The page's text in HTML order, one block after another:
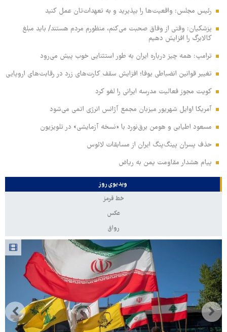
رئیس مجلس: واقعیت‌ها را بپذیرید و به تعهدات‌تان عمل کنید
پزشکیان: وقتی از وفاق صحبت می‌کنم، منظورم مردم هستند/ باید مبلغ
کالابرگ را افزایش دهیم
ترامپ: همه چیز درباره ایران به طور استثنایی خوب پیش می‌رود
تغییر قوانین انضباطی یوفا؛ افزایش سقف کارت‌های زرد در رقابت‌های اروپایی
کویت مجوز فعالیت مدرسه ایرانی را لغو کرد
آمریکا اوایل شهریور میزبان مجمع آژانس انرژی اتمی می‌شود
مسعود اطیابی و هومن برق‌نورد با «نسخه آزمایشی» در تلویزیون
حذف پسران پینگ‌پنگ ایران از مسابقات لائوس
پیام هشدار مقاومت یمن به ریاض
ویدیوی روز
خط قرمز
عکس
رواق